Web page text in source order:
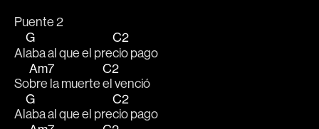
Puente 2
Al
G
aba al que el pre
C2
cio pago
So
Am7
bre la muerte
C2
el venció
Al
G
aba al que el pre
C2
cio pago